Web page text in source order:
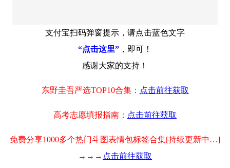
支付宝扫码弹窗提示，请点击蓝色文字
“点击这里” ，即可！
感谢大家的支持！
东野圭吾严选TOP10合集： 点击前往获取
高考志愿填报指南： 点击前往获取
免费分享1000多个热门斗图表情包标签合集[持续更新中…]
→→→ 点击前往获取